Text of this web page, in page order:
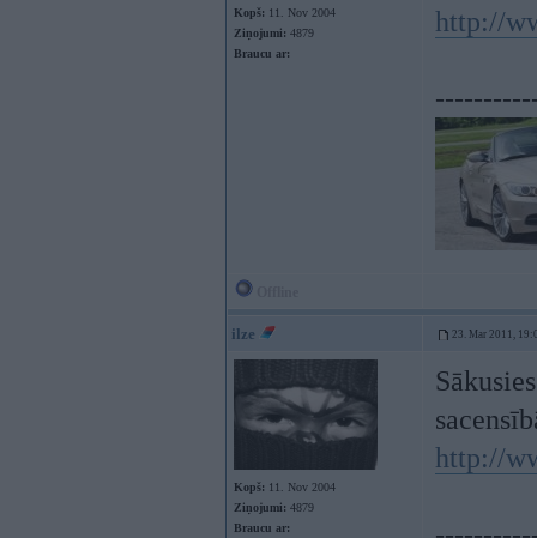
Kopš: 11. Nov 2004
Ziņojumi: 4879
Braucu ar:
http://
ilze 23. Mar 2011,
Kopš: 11. Nov 2004
Ziņojumi: 4879
Braucu ar:
http://